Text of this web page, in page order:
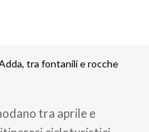
tra fontanili e rocche
tra aprile e